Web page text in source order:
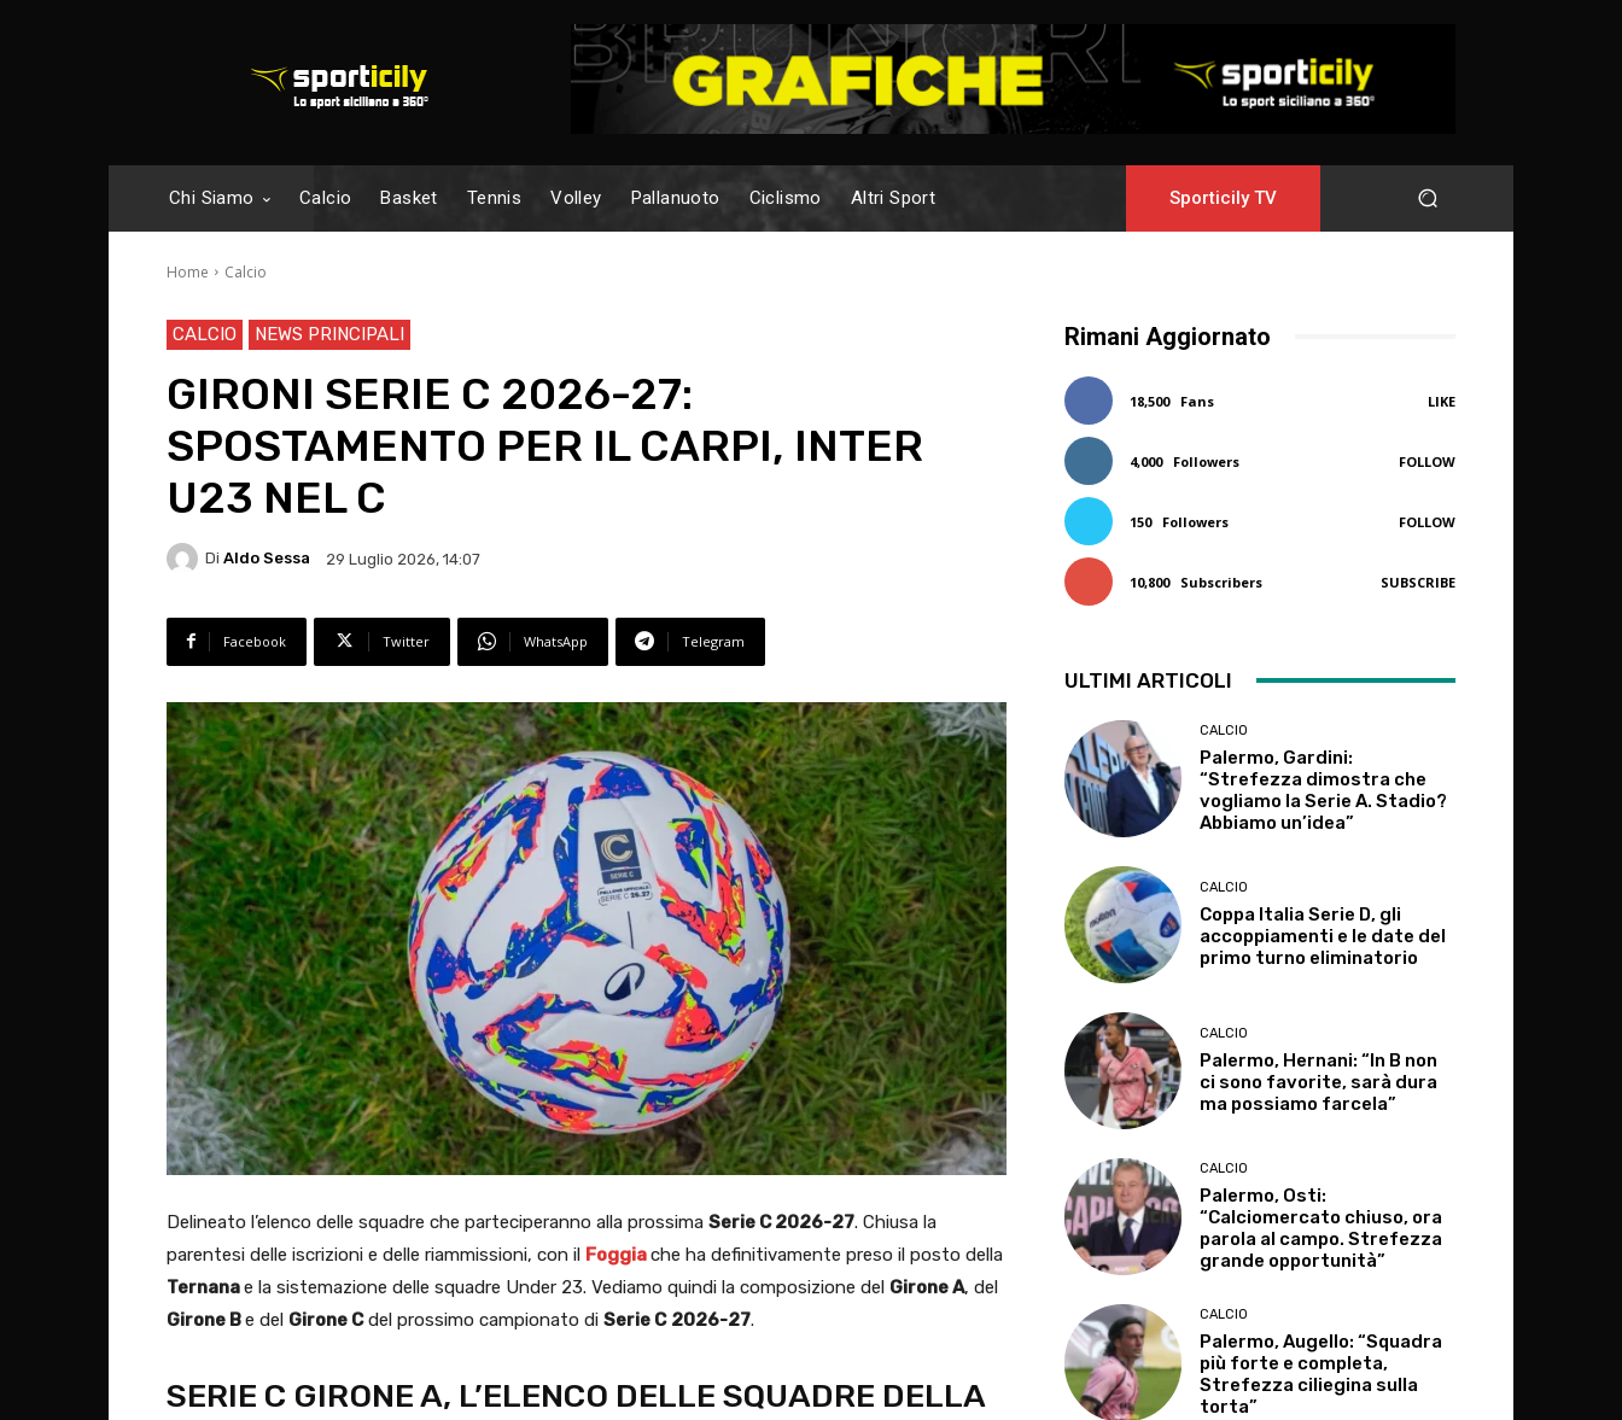
Chi Siamo Calcio Basket Tennis Volley Pallanuoto Ciclismo Altri Sport Sporticily TV
Home Calcio
CALCIO NEWS PRINCIPALI
GIRONI SERIE C 2026-27:
SPOSTAMENTO PER IL CARPI, INTER
U23 NEL C
Di Aldo Sessa 29 Luglio 2026, 14:07
Facebook Twitter WhatsApp Telegram
Delineato l’elenco delle squadre che parteciperanno alla prossima Serie C 2026-27. Chiusa la
parentesi delle iscrizioni e delle riammissioni, con il Foggiache ha definitivamente preso il posto della
Ternanae la sistemazione delle squadre Under 23. Vediamo quindi la composizione del Girone A, del
Girone Be del Girone Cdel prossimo campionato di Serie C 2026-27.
SERIE C GIRONE A, L’ELENCO DELLE SQUADRE DELLA
Rimani Aggiornato
18,500 Fans LIKE
4,000 Followers FOLLOW
150 Followers FOLLOW
10,800 Subscribers SUBSCRIBE
ULTIMI ARTICOLI
CALCIO
Palermo, Gardini:
“Strefezza dimostra che
vogliamo la Serie A. Stadio?
Abbiamo un’idea”
CALCIO
Coppa Italia Serie D, gli
accoppiamenti e le date del
primo turno eliminatorio
CALCIO
Palermo, Hernani: “In B non
ci sono favorite, sarà dura
ma possiamo farcela”
CALCIO
Palermo, Osti:
“Calciomercato chiuso, ora
parola al campo. Strefezza
grande opportunità”
CALCIO
Palermo, Augello: “Squadra
più forte e completa,
Strefezza ciliegina sulla
torta”